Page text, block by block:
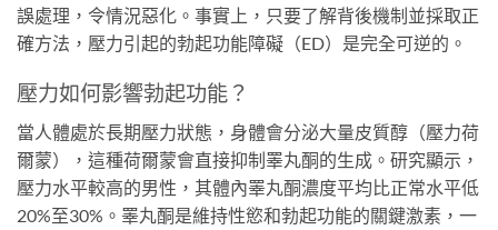
誤處理，令情況惡化。事實上，只要了解背後機制並採取正
確方法，壓力引起的勃起功能障礙（ED）是完全可逆的。
壓力如何影響勃起功能？
當人體處於長期壓力狀態，身體會分泌大量皮質醇（壓力荷
爾蒙），這種荷爾蒙會直接抑制睪丸酮的生成。研究顯示，
壓力水平較高的男性，其體內睪丸酮濃度平均比正常水平低
20%至30%。睪丸酮是維持性慾和勃起功能的關鍵激素，一